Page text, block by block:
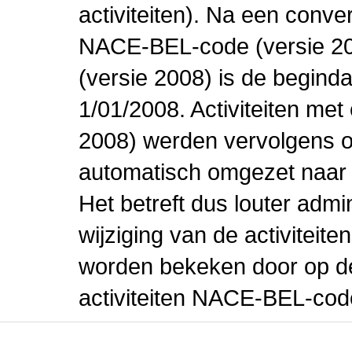
activiteiten). Na een
NACE-BEL-code (versie
(versie 2008) is de
1/01/2008. Activiteiten
2008) werden vervolgens
automatisch omgezet
Het betreft dus louter
wijziging van de
worden bekeken door op
activiteiten NACE-BEL-